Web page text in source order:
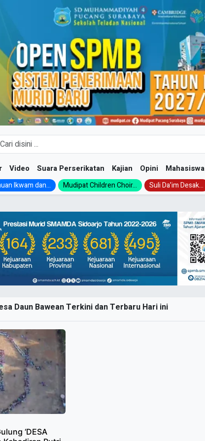
Video Suara Perserikatan Kajian Opini Mahasiswa
Ikwam dan... Mudipat Children Choir... Suli Da’im Desak...
Daun Bawean Terkini dan Terbaru Hari ini
‘DESA